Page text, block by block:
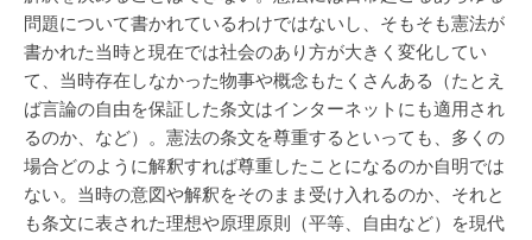
問題について書かれているわけではないし、そもそも憲法が
書かれた当時と現在では社会のあり方が大きく変化してい
て、当時存在しなかった物事や概念もたくさんある（たとえ
ば言論の自由を保証した条文はインターネットにも適用され
るのか、など）。憲法の条文を尊重するといっても、多くの
場合どのように解釈すれば尊重したことになるのか自明では
ない。当時の意図や解釈をそのまま受け入れるのか、それと
も条文に表された理想や原理原則（平等、自由など）を現代